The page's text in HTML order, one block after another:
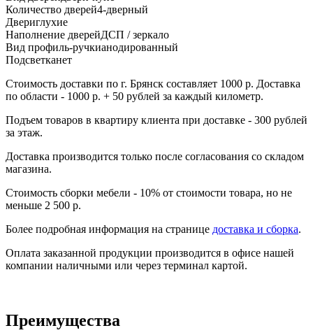
Количество дверей4-дверный
Двериглухие
Наполнение дверейДСП / зеркало
Вид профиль-ручкианодированный
Подсветканет
Стоимость доставки по г. Брянск составляет 1000 р. Доставка
по области - 1000 р. + 50 рублей за каждый километр.
Подъем товаров в квартиру клиента при доставке - 300 рублей
за этаж.
Доставка производится только после согласования со складом
магазина.
Стоимость сборки мебели - 10% от стоимости товара, но не
меньше 2 500 р.
Более подробная информация на странице доставка и сборка.
Оплата заказанной продукции производится в офисе нашей
компании наличными или через терминал картой.
Преимущества